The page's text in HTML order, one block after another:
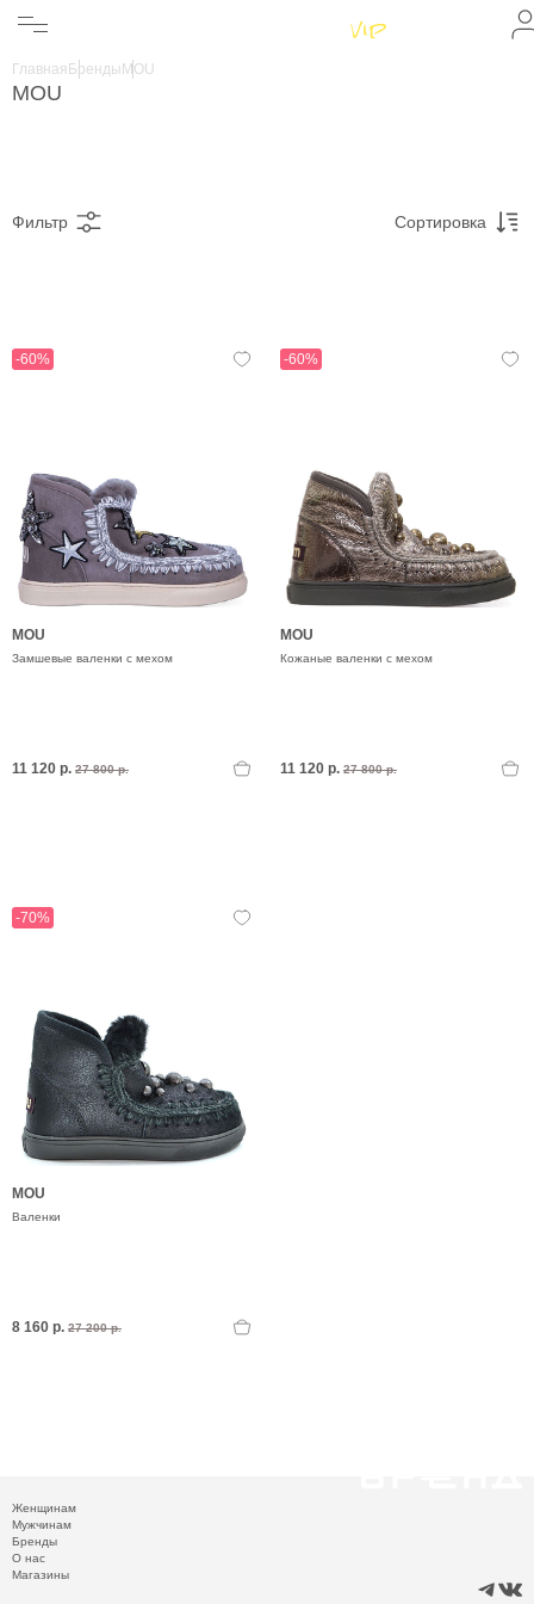
Главная Бренды MOU
MOU
Фильтр Сортировка
-60%
MOU
Замшевые валенки с мехом
11 120 р. 27 800 р.
-60%
MOU
Кожаные валенки с мехом
11 120 р. 27 800 р.
-70%
MOU
Валенки
8 160 р. 27 200 р.
Женщинам
Мужчинам
Бренды
О нас
Магазины